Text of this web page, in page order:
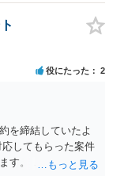
と思われます。 相
有限会社の後始末
書士や弁護士等の
役にたった 2
を締結していたよ
してもらった案件
す。 これにより，